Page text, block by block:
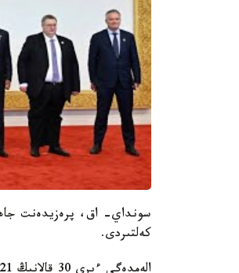
سونداي- اق، پرەزيدەنت
كەلتىردى.